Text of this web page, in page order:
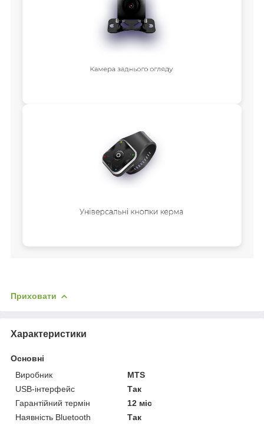
Приховати
Характеристики
Основні
Виробник
MTS
USB-інтерфейс
Так
Гарантійний термін
12 міс
Наявність Bluetooth
Так